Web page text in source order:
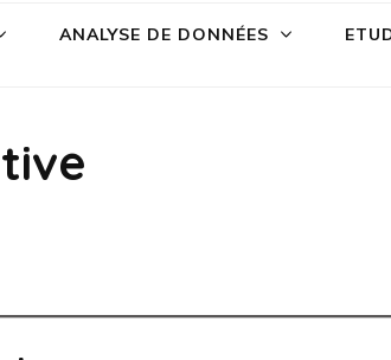
ANALYSE DE DONNÉES